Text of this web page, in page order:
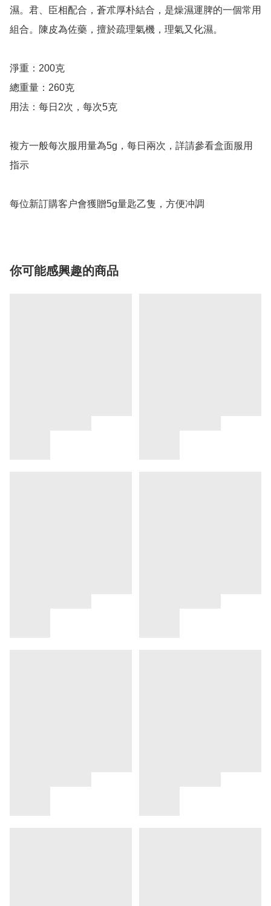
濕。君、臣相配合，蒼朮厚朴結合，是燥濕運脾的一個常用
組合。陳皮為佐藥，擅於疏理氣機，理氣又化濕。
淨重：200克
總重量：260克
用法：每日2次，每次5克
複方一般每次服用量為5g，每日兩次，詳請參看盒面服用
指示
每位新訂購客户會獲贈5g量匙乙隻，方便冲調
你可能感興趣的商品